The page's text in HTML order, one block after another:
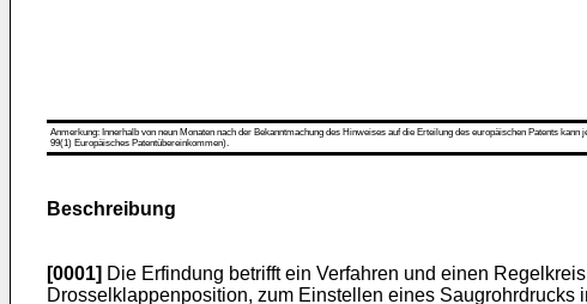
Anmerkung: Innerhalb von neun Monaten nach der Bekanntmachung des Hinweises auf die Erteilung des europäischen Patents
99(1) Europäisches Patentübereinkommen).
Beschreibung
[0001] Die Erfindung betrifft ein Verfahren und einen
Drosselklappenposition, zum Einstellen eines